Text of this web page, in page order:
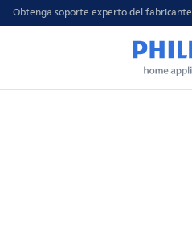
Obtenga soporte experto del fabricante